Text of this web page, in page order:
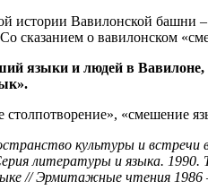
истории Вавилонской башни
сказанием о вавилонском
языки и людей в
столпотворение», «смешение
культуры и встречи
литературы и языка. 1990.
// Эрмитажные чтения 1986